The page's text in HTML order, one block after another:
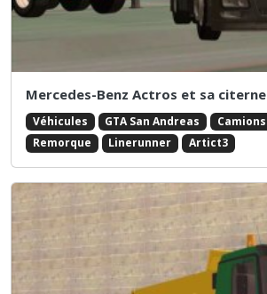
Mercedes-Benz Actros et sa citerne
Véhicules GTA San Andreas Camions
Remorque
Linerunner Artict3